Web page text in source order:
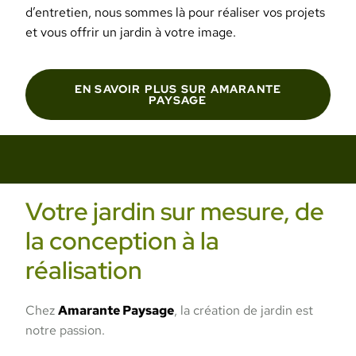
d’entretien, nous sommes là pour réaliser vos projets
et vous offrir un jardin à votre image.
EN SAVOIR PLUS SUR AMARANTE
PAYSAGE
Votre jardin sur mesure, de
la conception à la
réalisation
ChezAmarante Paysage, la création de jardin est
notre passion.